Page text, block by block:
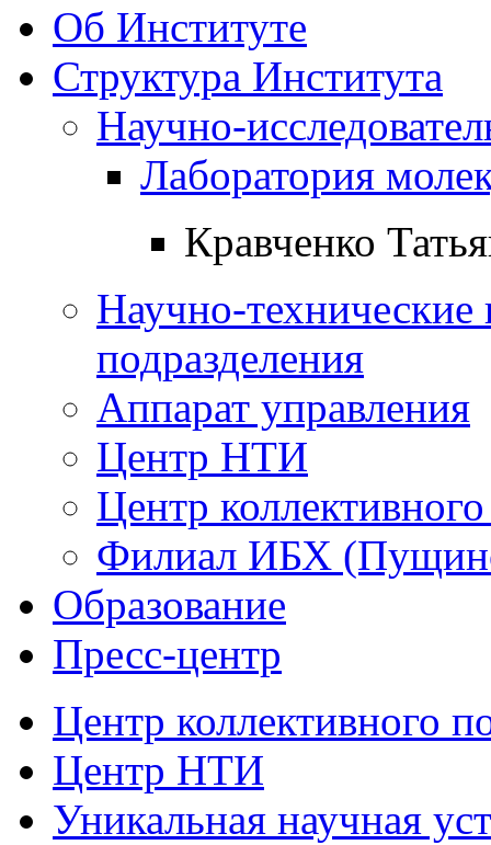
Об Институте
Структура Института
Научно-
Лаборатория
Кравченко
Научно-технические
подразделения
Аппарат управления
Центр НТИ
Центр
Филиал ИБХ
Образование
Пресс-центр
Центр коллективного
Центр НТИ
Уникальная научная